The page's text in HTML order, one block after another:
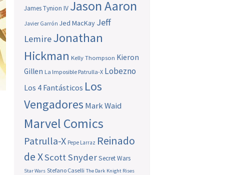
James Tynion IV Jason Aaron
Javier Garrón Jed MacKay Jeff
LemireJonathan
Hickman Kelly Thompson Kieron
Gillen La Imposible Patrulla-X Lobezno
Los 4 Fantásticos Los
Vengadores Mark Waid
Marvel Comics
Patrulla-X Pepe Larraz Reinado
de XScott SnyderSecret Wars
Star Wars Stefano Caselli The Dark Knight Rises